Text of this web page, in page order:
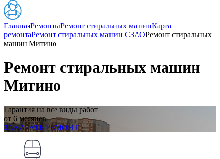
ГлавнаяРемонтыРемонт стиральных машинКарта
ремонтаРемонт стиральных машин СЗАОРемонт стиральных
машин Митино
Ремонт стиральных машин
Митино
Гарантия на все виды работ
от 6 месяцев
ЗАКАЗАТЬ РЕМОНТ